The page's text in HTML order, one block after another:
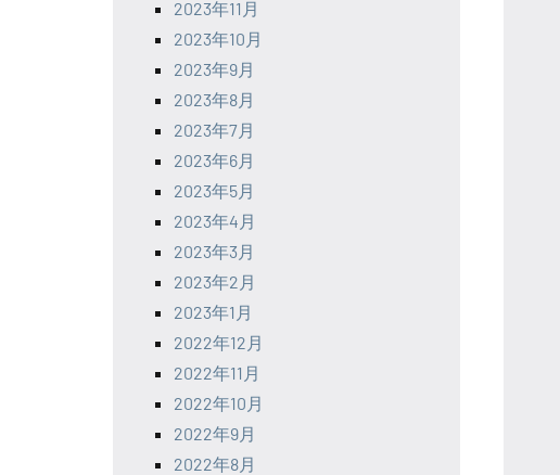
2023年11月
2023年10月
2023年9月
2023年8月
2023年7月
2023年6月
2023年5月
2023年4月
2023年3月
2023年2月
2023年1月
2022年12月
2022年11月
2022年10月
2022年9月
2022年8月